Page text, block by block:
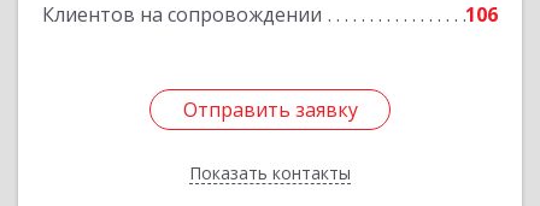
Клиентов на сопровождении 106
Отправить заявку
Показать контакты
Подробнее
Отправить заявку
Назад